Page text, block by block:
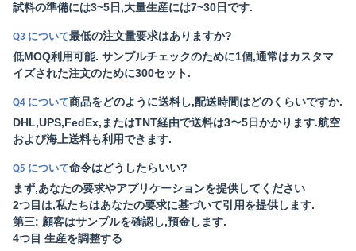
試料の準備には3~5日,大量生産には7~30日です.
Q3 について最低の注文量要求はありますか?
低MOQ利用可能. サンプルチェックのために1個,通常はカスタマ
イズされた注文のために300セット.
Q4 について商品をどのように送料し,配送時間はどのくらいですか.
DHL,UPS,FedEx,またはTNT経由で送料は3〜5日かかります.航空
および海上送料も利用できます.
Q5 について命令はどうしたらいい?
まず,あなたの要求やアプリケーションを提供してください
2つ目は,私たちはあなたの要求に基づいて引用を提供します.
第三: 顧客はサンプルを確認し,預金します.
4つ目 生産を調整する